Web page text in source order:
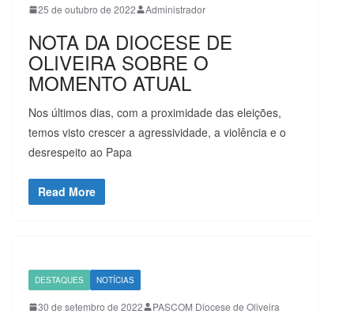
25 de outubro de 2022 Administrador
NOTA DA DIOCESE DE
OLIVEIRA SOBRE O
MOMENTO ATUAL
Nos últimos dias, com a proximidade das eleições,
temos visto crescer a agressividade, a violência e o
desrespeito ao Papa
Read More
DESTAQUES NOTÍCIAS
30 de setembro de 2022 PASCOM Diocese de Oliveira